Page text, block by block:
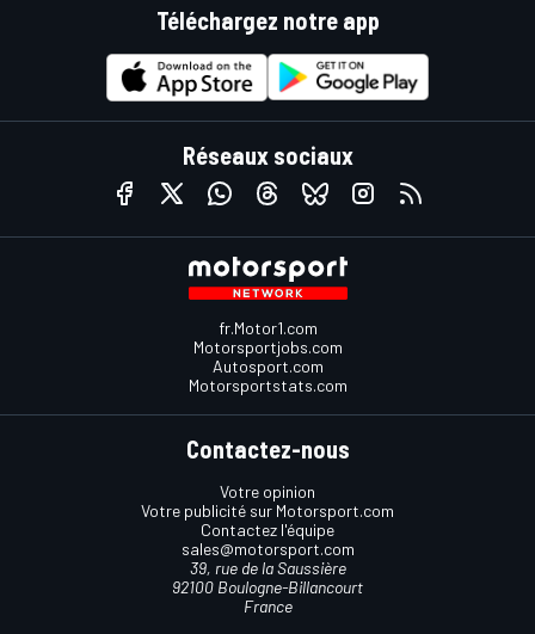
Téléchargez notre app
Réseaux sociaux
fr.Motor1.com
Motorsportjobs.com
Autosport.com
Motorsportstats.com
Contactez-nous
Votre opinion
Votre publicité sur Motorsport.com
Contactez l'équipe
sales@motorsport.com
39, rue de la Saussière
92100 Boulogne-Billancourt
France